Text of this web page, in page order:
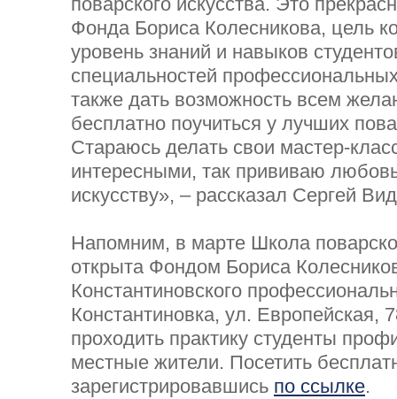
Фонда Бориса Колесникова, цель
уровень знаний и навыков
специальностей
также дать возможность всем
бесплатно поучиться у лучших
Стараюсь делать свои мастер-
интересными, так прививаю
искусству», – рассказал Сергей
Напомним, в марте Школа
открыта Фондом Бориса
Константиновского
Константиновка, ул. Европейская,
проходить практику студенты
местные жители. Посетить
зарегистрировавшись по ссылке.